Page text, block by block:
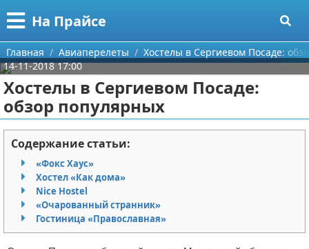
На Прайсе
Меню
Главная
Категории
Разное про покупки
Aliexpress
Сделай онлайн
Кемпинг
Круизы
Поиск
О проекте
Контакты
Сотрудничество
Размещение рекламы
Главная Авиаперелеты
Хостелы в Сергиевом Посаде:
14-11-2018 17:00
Хостелы в Сергиевом Посаде:
обзор популярных
Содержание статьи:
«Фокс Хаус»
Хостел «Как дома»
Nice Hostel
«Очарованный странник»
Гостиница «Православная»